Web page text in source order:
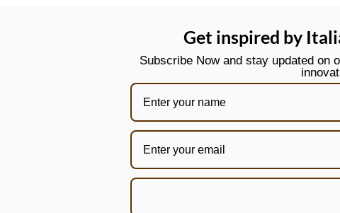
Get inspired by
Subscribe Now and stay updated on